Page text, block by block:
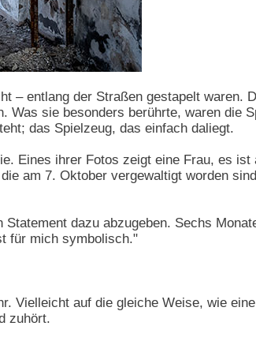
– entlang der Straßen gestapelt waren.
sie besonders berührte, waren die
das Spielzeug, das einfach daliegt.
Eines ihrer Fotos zeigt eine Frau, es
am 7. Oktober vergewaltigt worden
dazu abzugeben. Sechs
für mich symbolisch."
Vielleicht auf die gleiche Weise, wie
zuhört.